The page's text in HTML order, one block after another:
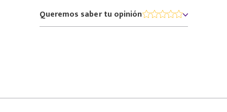
Queremos saber tu opinión